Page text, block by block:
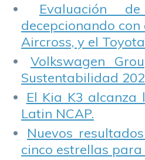
Evaluación
decepcionando
Aircross, y el
Volkswagen
Sustentabilidad
El Kia K3
Latin NCAP.
Nuevos
cinco estrellas para